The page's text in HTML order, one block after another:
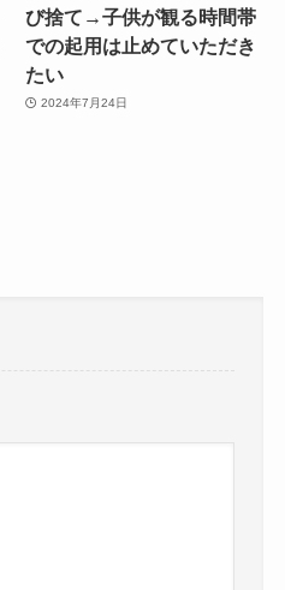
び捨て→子供が観る時間帯
での起用は止めていただき
たい
2024年7月24日